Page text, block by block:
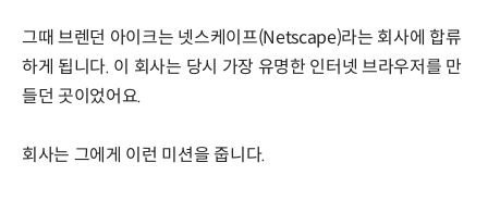
그때 브렌던 아이크는 넷스케이프(Netscape)라는 회사에 합류
하게 됩니다. 이 회사는 당시 가장 유명한 인터넷 브라우저를 만
들던 곳이었어요.
회사는 그에게 이런 미션을 줍니다.